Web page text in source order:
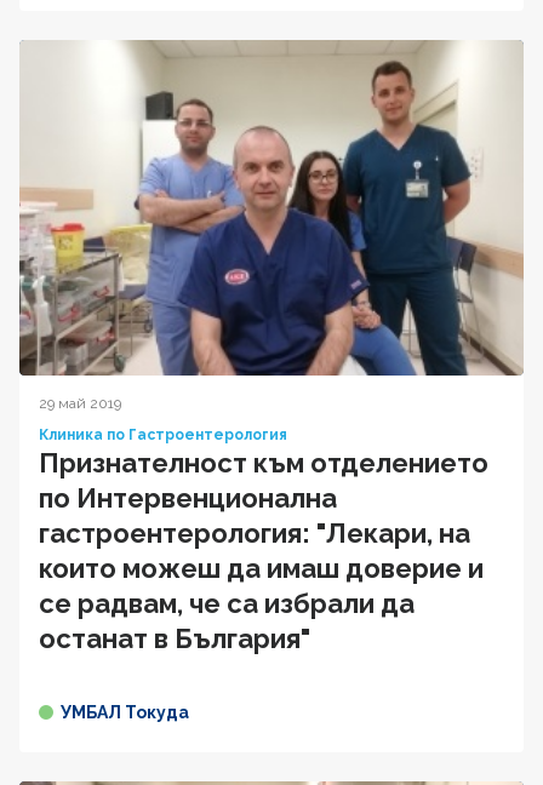
29 май 2019
Клиника по Гастроентерология
Признателност към отделението
по Интервенционална
гастроентерология: "Лекари, на
които можеш да имаш доверие и
се радвам, че са избрали да
останат в България"
УМБАЛ Токуда